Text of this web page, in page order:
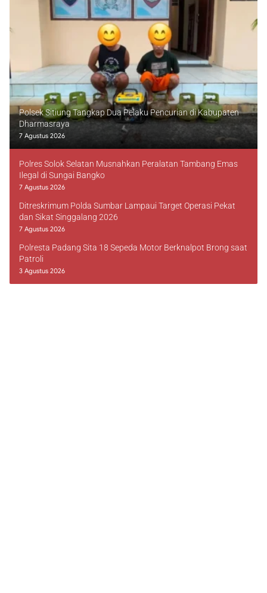
Polsek Sitiung Tangkap Dua Pelaku Pencurian di Kabupaten
Dharmasraya
7 Agustus 2026
Polres Solok Selatan Musnahkan Peralatan Tambang Emas
Ilegal di Sungai Bangko
7 Agustus 2026
Ditreskrimum Polda Sumbar Lampaui Target Operasi Pekat
dan Sikat Singgalang 2026
7 Agustus 2026
Polresta Padang Sita 18 Sepeda Motor Berknalpot Brong saat
Patroli
3 Agustus 2026